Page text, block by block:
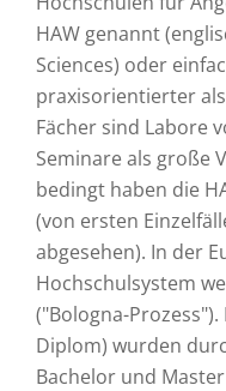
HAW genannt
Sciences) oder
praxisorientierter
Fächer sind Labore
Seminare als große
bedingt haben die
(von ersten
abgesehen). In der
Hochschulsystem
("Bologna-
Diplom) wurden
Bachelor und